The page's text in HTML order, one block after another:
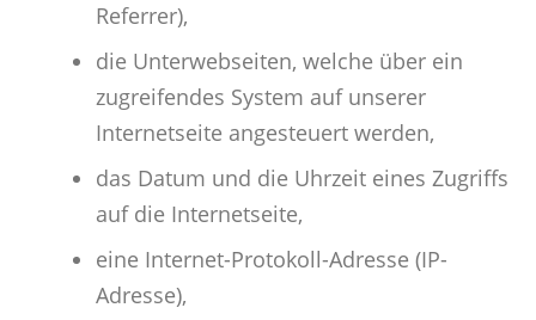
Referrer),
die Unterwebseiten, welche über ein
zugreifendes System auf unserer
Internetseite angesteuert werden,
das Datum und die Uhrzeit eines Zugriffs
auf die Internetseite,
eine Internet-Protokoll-Adresse (IP-
Adresse),